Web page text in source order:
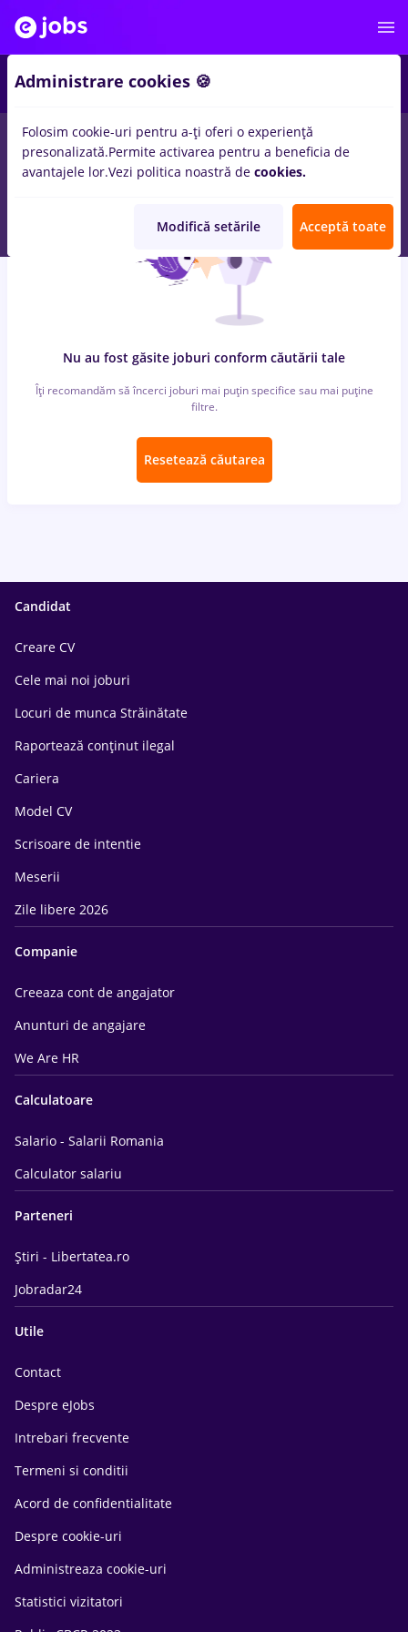
locuri de muncapilot, Part timeinStrainatatepentru
experienta
Nu au fost găsite joburi conform căutării tale
Îți recomandăm să încerci joburi mai puțin specifice sau mai puține
filtre.
Resetează căutarea
Candidat
Creare CV
Cele mai noi joburi
Locuri de munca Străinătate
Raportează conținut ilegal
Cariera
Model CV
Scrisoare de intentie
Meserii
Zile libere 2026
Companie
Creeaza cont de angajator
Anunturi de angajare
We Are HR
Calculatoare
Salario - Salarii Romania
Calculator salariu
Parteneri
Știri - Libertatea.ro
Jobradar24
Utile
Contact
Despre eJobs
Intrebari frecvente
Termeni si conditii
Acord de confidentialitate
Despre cookie-uri
Administreaza cookie-uri
Statistici vizitatori
Administrare cookies 🍪
Folosim cookie-uri pentru a-ți oferi o experiență
presonalizată.Permite activarea pentru a beneficia de
avantajele lor.Vezi politica noastră de cookies.
Modifică setările Acceptă toate